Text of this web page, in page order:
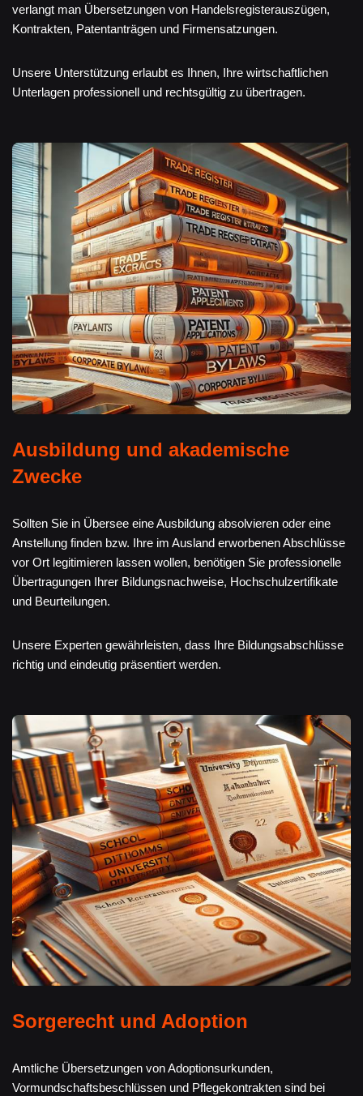
verlangt man Übersetzungen von Handelsregisterauszügen,
Kontrakten, Patentanträgen und Firmensatzungen.
Unsere Unterstützung erlaubt es Ihnen, Ihre wirtschaftlichen
Unterlagen professionell und rechtsgültig zu übertragen.
Ausbildung und akademische
Zwecke
Sollten Sie in Übersee eine Ausbildung absolvieren oder eine
Anstellung finden bzw. Ihre im Ausland erworbenen Abschlüsse
vor Ort legitimieren lassen wollen, benötigen Sie professionelle
Übertragungen Ihrer Bildungsnachweise, Hochschulzertifikate
und Beurteilungen.
Unsere Experten gewährleisten, dass Ihre Bildungsabschlüsse
richtig und eindeutig präsentiert werden.
Sorgerecht und Adoption
Amtliche Übersetzungen von Adoptionsurkunden,
Vormundschaftsbeschlüssen und Pflegekontrakten sind bei